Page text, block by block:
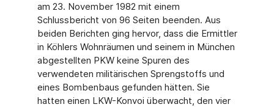
am 23. November 1982 mit einem
Schlussbericht von 96 Seiten beenden. Aus
beiden Berichten ging hervor, dass die Ermittler
in Köhlers Wohnräumen und seinem in München
abgestellten PKW keine Spuren des
verwendeten militärischen Sprengstoffs und
eines Bombenbaus gefunden hätten. Sie
hatten einen LKW-Konvoi überwacht, den vier